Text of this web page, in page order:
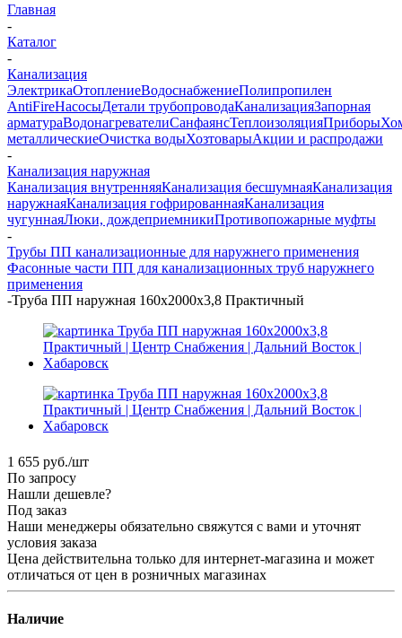
Главная
-
Каталог
-
Канализация
ЭлектрикаОтоплениеВодоснабжениеПолипропилен
AntiFireНасосыДетали трубопроводаКанализацияЗапорная
арматураВодонагревателиСанфаянсТеплоизоляцияПриборы
металлическиеОчистка водыХозтоварыАкции и распродажи
-
Канализация наружная
Канализация внутренняяКанализация бесшумнаяКанализация
наружнаяКанализация гофрированнаяКанализация
чугуннаяЛюки, дождеприемникиПротивопожарные муфты
-
Трубы ПП канализационные для наружнего применения
Фасонные части ПП для канализационных труб наружнего
применения
-Труба ПП наружная 160х2000х3,8 Практичный
1 655 руб./шт
По запросу
Нашли дешевле?
Под заказ
Наши менеджеры обязательно свяжутся с вами и уточнят
условия заказа
Цена действительна только для интернет-магазина и может
отличаться от цен в розничных магазинах
Наличие